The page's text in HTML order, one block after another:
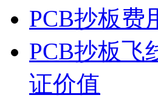
PCB抄板费
PCB抄板飞
证价值